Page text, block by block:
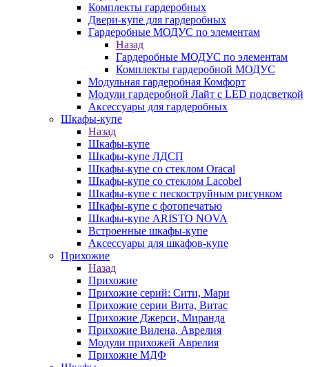
Комплекты гардеробных
Двери-купе для гардеробных
Гардеробные МОДУС по элементам
Назад
Гардеробные МОДУС по элементам
Комплекты гардеробной МОДУС
Модульная гардеробная Комфорт
Модули гардеробной Лайт с LED подсветкой
Аксессуары для гардеробных
Шкафы-купе
Назад
Шкафы-купе
Шкафы-купе ЛДСП
Шкафы-купе со стеклом Oracal
Шкафы-купе со стеклом Lacobel
Шкафы-купе с пескоструйным рисунком
Шкафы-купе с фотопечатью
Шкафы-купе ARISTO NOVA
Встроенные шкафы-купе
Аксессуары для шкафов-купе
Прихожие
Назад
Прихожие
Прихожие серий: Сити, Мари
Прихожие серии Вита, Витас
Прихожие Джерси, Миранда
Прихожие Вилена, Аврелия
Модули прихожей Аврелия
Прихожие МДФ